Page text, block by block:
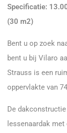
Specificatie:
(30 m2)
Bent u op zoek
bent u bij Vilaro
Strauss is een
oppervlakte van
De
lessenaardak